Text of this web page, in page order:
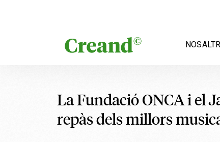
La Fundació ONCA i el
repàs dels millors